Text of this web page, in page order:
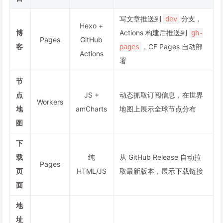
博
客
Pages
Hexo +
GitHub
Actions
写文章推送到 dev 分支，
Actions 构建后推送到
gh-
pages
，CF Pages 自动部
署
节
点
地
图
Workers
JS +
amCharts
动态抓取订阅信息，在世界
地图上展示全球节点分布
下
载
页
面
Pages
纯
HTML/JS
从 GitHub Release 自动拉
取最新版本，展示下载链接
地
址